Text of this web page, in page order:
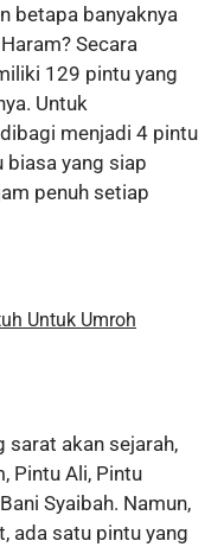
betapa banyaknya
Secara
129 pintu yang
Untuk
menjadi 4 pintu
biasa yang siap
penuh setiap
Untuk Umroh
sarat akan sejarah,
Pintu Ali, Pintu
Syaibah. Namun,
ada satu pintu yang